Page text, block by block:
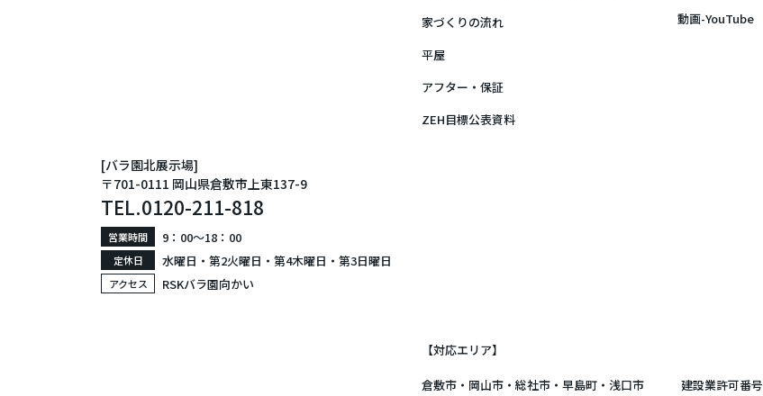
[バラ園北展示場]
〒701-0111 岡山県倉敷市上東137-9
TEL.0120-211-818
営業時間 9：00〜18：00
定休日 水曜日・第2火曜日・第4木曜日・第3日曜日
アクセス RSKバラ園向かい
家づくりの流れ
平屋
アフター・保証
ZEH目標公表資料
動画-YouTube
【対応エリア】
倉敷市 ・ 岡山市 ・総社市・早島町・浅口市 建設業許可番号